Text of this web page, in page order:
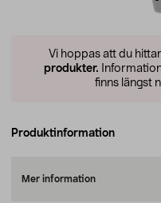
Vi hoppas att du
produkter.
finns längst
Produktinformation
Mer information